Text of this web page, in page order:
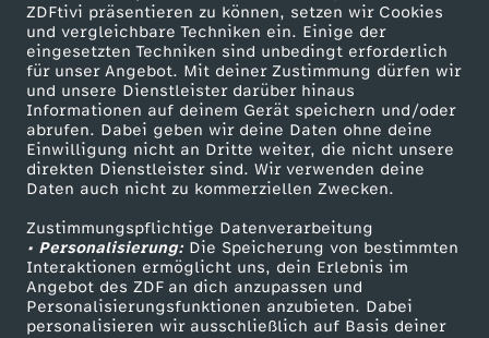
ZDFtivi präsentieren zu können, setzen wir Cookies
und vergleichbare Techniken ein. Einige der
eingesetzten Techniken sind unbedingt erforderlich
für unser Angebot. Mit deiner Zustimmung dürfen wir
und unsere Dienstleister darüber hinaus
Informationen auf deinem Gerät speichern und/oder
abrufen. Dabei geben wir deine Daten ohne deine
Einwilligung nicht an Dritte weiter, die nicht unsere
direkten Dienstleister sind. Wir verwenden deine
Daten auch nicht zu kommerziellen Zwecken.
Zustimmungspflichtige Datenverarbeitung
• Personalisierung:Die Speicherung von bestimmten
Interaktionen ermöglicht uns, dein Erlebnis im
Angebot des ZDF an dich anzupassen und
Personalisierungsfunktionen anzubieten. Dabei
personalisieren wir ausschließlich auf Basis deiner
e
P
r
o
f
i
l
Mehr ZDF
ZDF-Apps
Smart TV
ZDFtext
Livestreams
Sendungen A-Z
TV-Programm
Service
ZDFmitreden
Kontakt zum ZDF
Tickets
Zuschauerservice
Hilfe